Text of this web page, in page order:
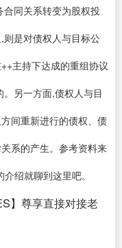
同关系转变为股权投
是对债权人与目标公
主持下达成的重组协议
另一方面,债权人与目
间重新进行的债权、债
系的产生。参考资料来
绍就聊到这里吧。
】尊享直接对接老